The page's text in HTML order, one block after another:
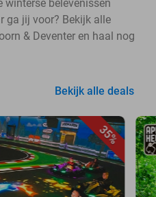
winterse belevenissen
ga jij voor? Bekijk alle
& Deventer en haal nog
Bekijk alle deals
35%